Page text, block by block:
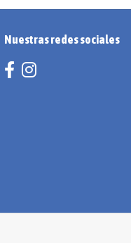
Nuestras redes sociales